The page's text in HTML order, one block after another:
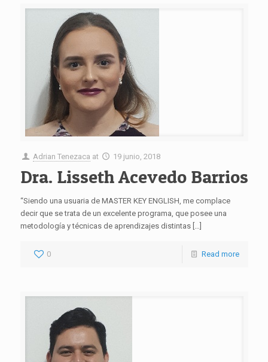
Adrian Tenezaca at 19 junio, 2018
Dra. Lisseth Acevedo Barrios
“Siendo una usuaria de MASTER KEY ENGLISH, me complace
decir que se trata de un excelente programa, que posee una
metodología y técnicas de aprendizajes distintas[…]
0 Read more